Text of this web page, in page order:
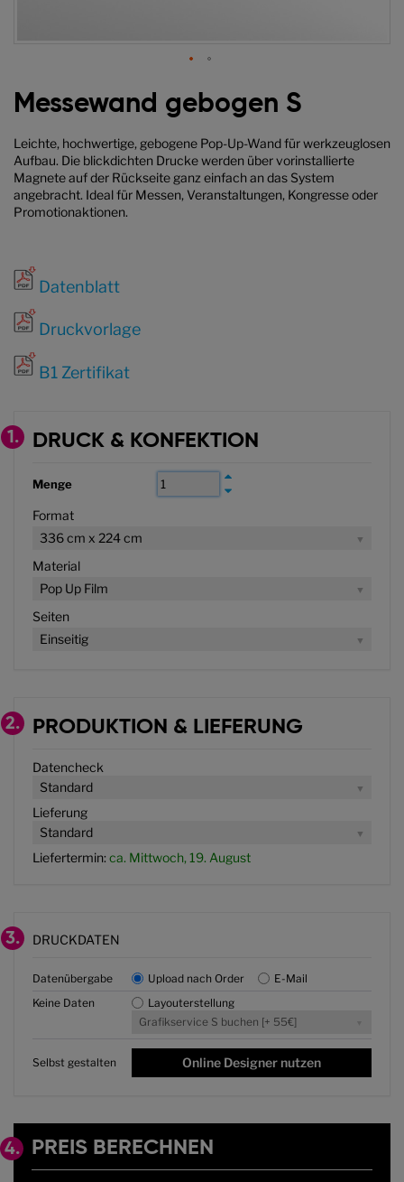
Anfang
der
springen
Messewand gebogen S
Leichte, hochwertige, gebogene Pop-Up-Wand für werkzeuglosen
Aufbau. Die blickdichten Drucke werden über vorinstallierte
Magnete auf der Rückseite ganz einfach an das System
angebracht. Ideal für Messen, Veranstaltungen, Kongresse oder
Promotionaktionen.
Datenblatt
Druckvorlage
B1 Zertifikat
1. DRUCK & KONFEKTION
Menge
Format
336 cm x 224 cm
Material
Pop Up Film
Seiten
Einseitig
2. PRODUKTION & LIEFERUNG
Datencheck
Standard
Lieferung
Standard
Liefertermin: ca. Mittwoch, 19. August
3. DRUCKDATEN
Datenübergabe Upload nach Order
E-Mail
Keine Daten
Layouterstellung
Grafikservice S buchen [+ 55€]
Selbst gestalten Online Designer nutzen
4. PREIS BERECHNEN